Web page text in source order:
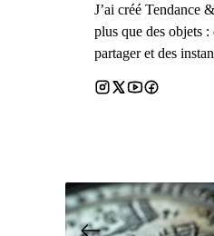
J’ai créé Tendance
plus que des objets :
partager et des